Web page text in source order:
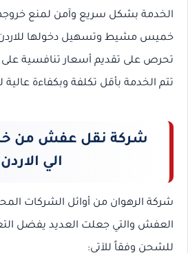
الخدمة بشكل سريع وآمن لمنع
خميس مشيط وتسهيل دخولها
تحرص على تقديم أسعار تنافسية على
تتم الخدمة بأقل تكلفة وبكفاءة
شركة نقل عفش من
الي الاردن
شركة الرهوان من أوائل الشركات
العفش والتي جعلت العديد يفضل
للشحن وفقاً للآتي: